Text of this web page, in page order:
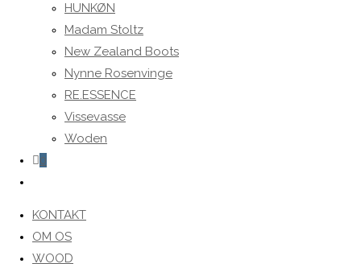
HUNKØN
Madam Stoltz
New Zealand Boots
Nynne Rosenvinge
RE.ESSENCE
Vissevasse
Woden
0
search
KONTAKT
OM OS
WOOD